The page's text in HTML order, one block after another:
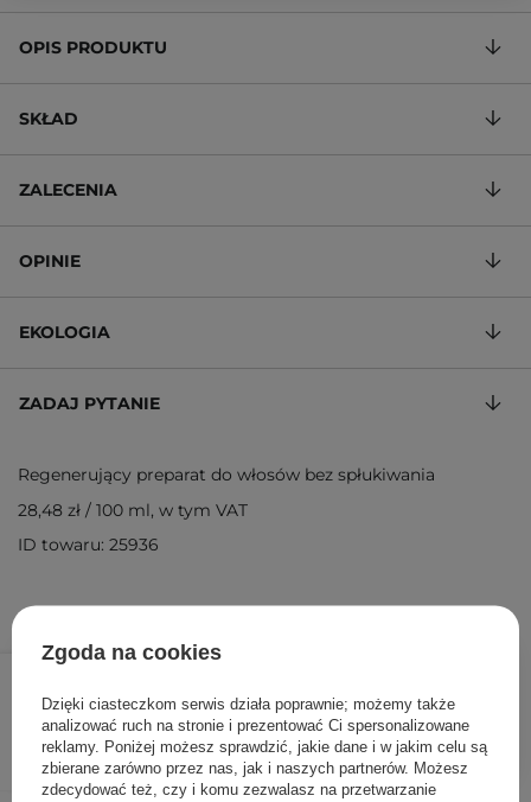
71,20 zł
DODAJ DO KOSZYKA
OPIS PRODUKTU
SKŁAD
ZALECENIA
OPINIE
EKOLOGIA
ZADAJ PYTANIE
Regenerujący preparat do włosów bez spłukiwania
28,48 zł / 100 ml, w tym VAT
ID towaru: 25936
Zgoda na cookies
Dzięki ciasteczkom serwis działa poprawnie; możemy także
analizować ruch na stronie i prezentować Ci spersonalizowane
reklamy. Poniżej możesz sprawdzić, jakie dane i w jakim celu są
zbierane zarówno przez nas, jak i naszych partnerów. Możesz
zdecydować też, czy i komu zezwalasz na przetwarzanie